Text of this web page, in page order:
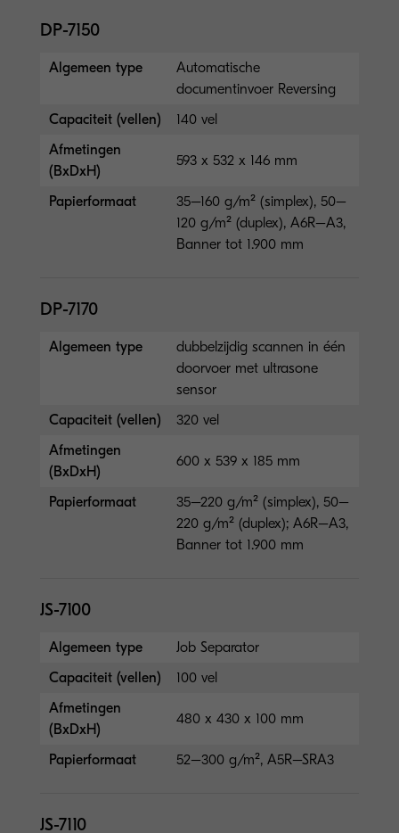
DP-7150
Algemeen type
Automatische
documentinvoer Reversing
Capaciteit (vellen)
140 vel
Afmetingen
(BxDxH)
593 x 532 x 146 mm
Papierformaat
35–160 g/m² (simplex), 50–
120 g/m² (duplex), A6R–A3,
Banner tot 1.900 mm
DP-7170
Algemeen type
dubbelzijdig scannen in één
doorvoer met ultrasone
sensor
Capaciteit (vellen)
320 vel
Afmetingen
(BxDxH)
600 x 539 x 185 mm
Papierformaat
35–220 g/m² (simplex), 50–
220 g/m² (duplex); A6R–A3,
Banner tot 1.900 mm
JS-7100
Algemeen type
Job Separator
Capaciteit (vellen)
100 vel
Afmetingen
(BxDxH)
480 x 430 x 100 mm
Papierformaat 52–300 g/m², A5R–SRA3
JS-7110